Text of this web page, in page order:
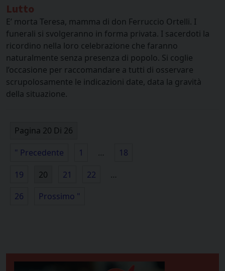
Lutto
E’ morta Teresa, mamma di don Ferruccio Ortelli. I
funerali si svolgeranno in forma privata. I sacerdoti la
ricordino nella loro celebrazione che faranno
naturalmente senza presenza di popolo. Si coglie
l’occasione per raccomandare a tutti di osservare
scrupolosamente le indicazioni date, data la gravità
della situazione.
Pagina 20 Di 26
" Precedente
1 …
18
19
20 21 22
…
26
Prossimo "